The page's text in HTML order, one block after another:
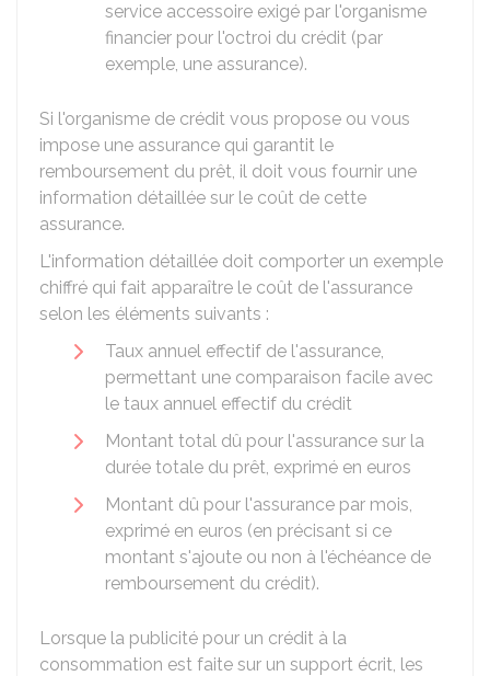
service accessoire exigé par l'organisme
financier pour l'octroi du crédit (par
exemple, une assurance).
Si l'organisme de crédit vous propose ou vous
impose une assurance qui garantit le
remboursement du prêt, il doit vous fournir une
information détaillée sur le coût de cette
assurance.
L'information détaillée doit comporter un exemple
chiffré qui fait apparaître le coût de l'assurance
selon les éléments suivants :
Taux annuel effectif de l'assurance,
permettant une comparaison facile avec
le taux annuel effectif du crédit
Montant total dû pour l'assurance sur la
durée totale du prêt, exprimé en euros
Montant dû pour l'assurance par mois,
exprimé en euros (en précisant si ce
montant s'ajoute ou non à l'échéance de
remboursement du crédit).
Lorsque la publicité pour un crédit à la
consommation est faite sur un support écrit, les